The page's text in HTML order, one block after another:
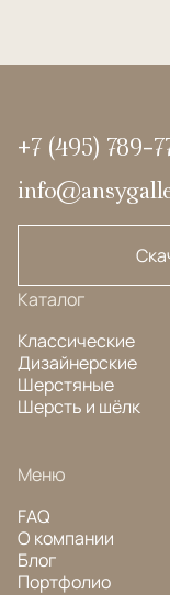
+7 (495) 789-
Каталог
Классические
Дизайнерские
Шерстяные
Шерсть и шёлк
Меню
FAQ
О компании
Блог
Портфолио